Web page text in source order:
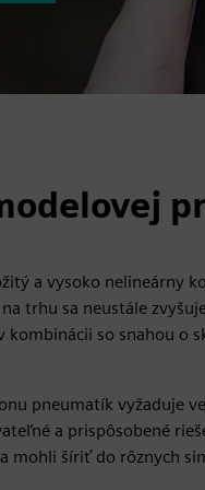
a vysoko nelineárny
trhu sa neustále
kombinácii so snahou o
pneumatík vyžaduje
a prispôsobené
mohli šíriť do rôznych